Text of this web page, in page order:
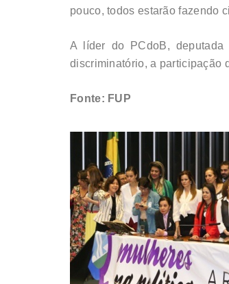
pouco, todos estarão fazendo
A líder do PCdoB,
discriminatório, a participação
Fonte: FUP